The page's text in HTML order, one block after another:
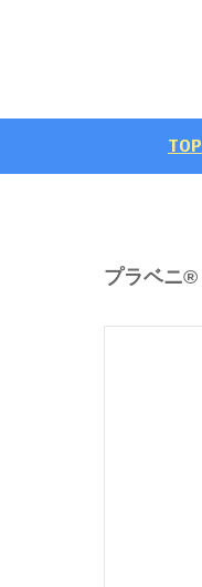
TOP
プラベニ®